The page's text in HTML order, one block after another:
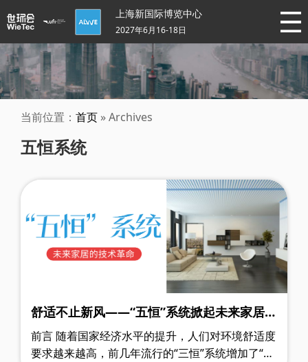
上海新国际博览中心
2027年6月16-18日
当前位置： 首页 » Archives
五恒系统
舒适不止新风——“五恒”系统掀起未来家居的
技术革命
前言 随着国家经济水平的提升，人们对环境舒适度
要求越来越高，前几年流行的“三恒”系统增加了“恒